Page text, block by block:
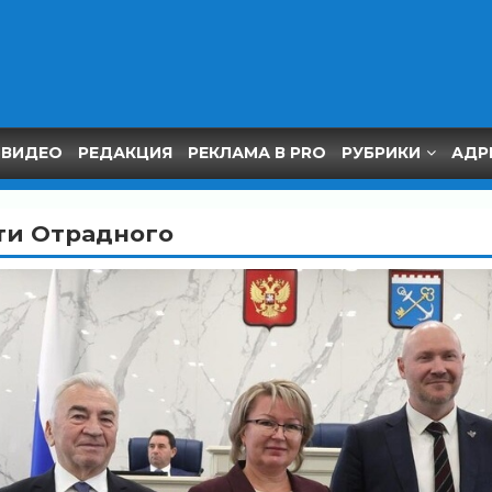
ВИДЕО РЕДАКЦИЯ РЕКЛАМА В PRO РУБРИКИ
Отрадного